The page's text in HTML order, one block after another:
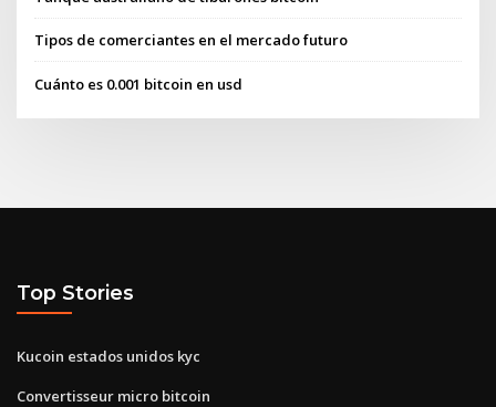
Tipos de comerciantes en el mercado futuro
Cuánto es 0.001 bitcoin en usd
Top Stories
Kucoin estados unidos kyc
Convertisseur micro bitcoin